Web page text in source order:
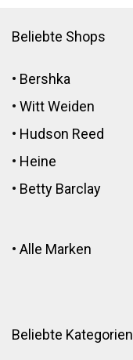
Beliebte Shops
• Bershka
• Witt Weiden
• Hudson Reed
• Heine
• Betty Barclay
• Alle Marken
Beliebte Kategorien